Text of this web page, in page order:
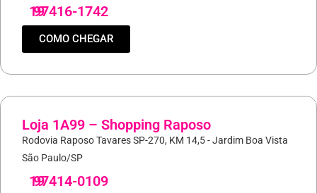
19
97416-1742
COMO CHEGAR
Loja 1A99 – Shopping Raposo
Rodovia Raposo Tavares SP-270, KM 14,5 - Jardim Boa Vista
São Paulo/SP
19
97414-0109